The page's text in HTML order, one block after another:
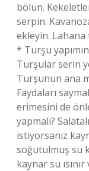
bölün.
serpin.
ekleyin. Lahana
* Turşu
Turşular serin
Turşunun ana
Faydaları
erimesini de
yapmalı?
istiyorsanız
soğutulmuş su
kaynar su